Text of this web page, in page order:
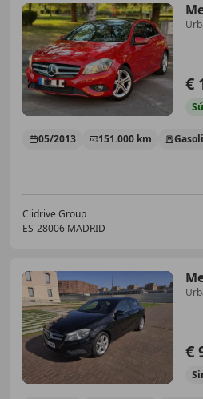
€
05/2013 151.000 km
Clidrive Group
ES-28006 MADRID
€